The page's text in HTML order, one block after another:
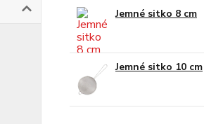
Jemné sitko 8 cm
Jemné sitko 10 cm